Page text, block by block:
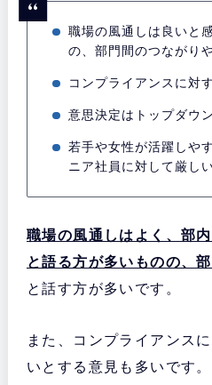
職場の風通しは良いと
の、部門間のつながり
コンプライアンスに対
意思決定はトップダウ
若手や女性が活躍しや
ニア社員に対して厳し
職場の風通しはよく、部
と語る方が多いものの、
と話す方が多いです。
また、コンプライアンス
いとする意見も多いです。